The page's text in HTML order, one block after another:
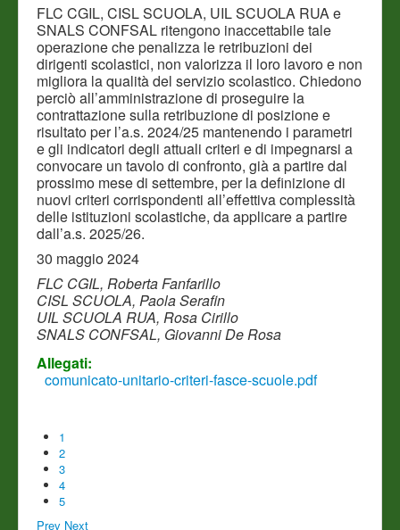
FLC CGIL, CISL SCUOLA, UIL SCUOLA RUA e
SNALS CONFSAL ritengono inaccettabile tale
operazione che penalizza le retribuzioni dei
dirigenti scolastici, non valorizza il loro lavoro e non
migliora la qualità del servizio scolastico. Chiedono
perciò all’amministrazione di proseguire la
contrattazione sulla retribuzione di posizione e
risultato per l’a.s. 2024/25 mantenendo i parametri
e gli indicatori degli attuali criteri e di impegnarsi a
convocare un tavolo di confronto, già a partire dal
prossimo mese di settembre, per la definizione di
nuovi criteri corrispondenti all’effettiva complessità
delle istituzioni scolastiche, da applicare a partire
dall’a.s. 2025/26.
30 maggio 2024
FLC CGIL, Roberta Fanfarillo
CISL SCUOLA, Paola Serafin
UIL SCUOLA RUA, Rosa Cirillo
SNALS CONFSAL, Giovanni De Rosa
Allegati:
comunicato-unitario-criteri-fasce-scuole.pdf
1
2
3
4
5
Prev Next